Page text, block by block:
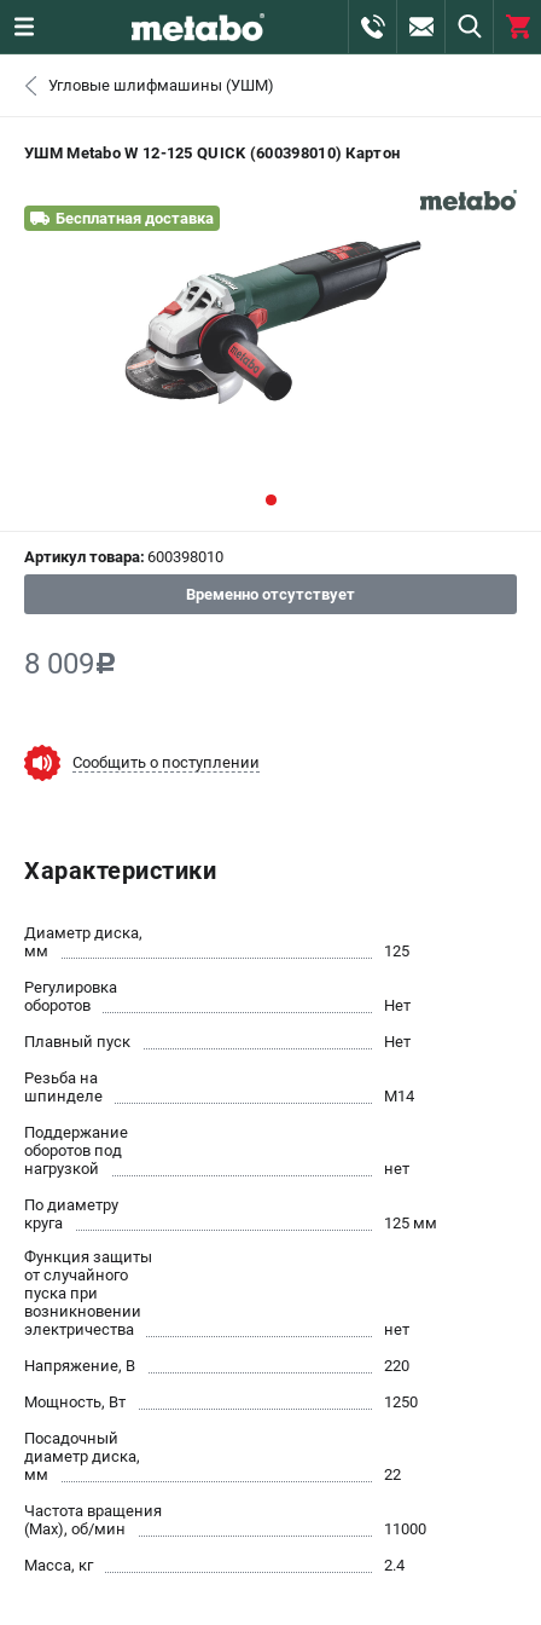
СЕРВИС
)
ВХОД ИЛИ РЕГИСТРАЦИЯ
ЗАКАЗАТЬ ЗАПЧАСТЬ
+7 (911) 360-06-14 | +7 (8112) 59-10-67
- ЗАКАЗ ЗАПЧАСТЕЙ
+7 (812) 407-39-48 - ЗАКАЗ ИЗДЕЛИЙ
САНКТ-ПЕТЕРБУРГ
0 ₽
Сервисный центр
ИНФОРМАЦИЯ
Контакты
О компании
Политика обработки персональных данных
Новости
Программа бонусов
Пользовательское соглашение
СЕТЕВОЙ ЭЛЕКТРОИНСТРУМЕНТ
Угловые шлифмашины (УШМ)
Перфораторы
Дрели
Лобзики
АККУМУЛЯТОРНЫЙ ИНСТРУМЕНТ
Угловые шлифмашины (УШМ)
УШМ Metabo W 12-125 QUICK (600398010) Картон
Бесплатная доставка
Артикул товара: 600398010
Временно отсутствует
8 009c
Сообщить о поступлении
Характеристики
Диаметр диска,
мм
125
Регулировка
оборотов
Нет
Плавный пуск
Нет
Резьба на
шпинделе
М14
Поддержание
оборотов под
нагрузкой
нет
По диаметру
круга
125 мм
Функция защиты
от случайного
пуска при
возникновении
электричества
нет
Напряжение, В
220
Мощность, Вт
1250
Посадочный
диаметр диска,
мм
22
Частота вращения
(Max), об/мин
11000
Масса, кг
2.4